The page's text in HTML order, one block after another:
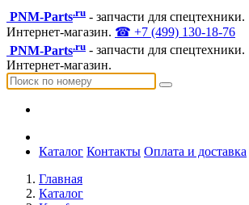
PNM-Parts.ru - запчасти для спецтехники.
Интернет-магазин. ☎ +7 (499) 130-18-76
PNM-Parts.ru - запчасти для спецтехники.
Интернет-магазин.
Каталог Контакты Оплата и доставка
Главная
Каталог